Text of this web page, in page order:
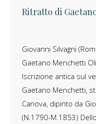
Ritratto di
Giovanni Silvagni
Gaetano Menchetti
Iscrizione antica sul
Gaetano Menchetti,
Canova, dipinto da
(N.1790-M.1853)